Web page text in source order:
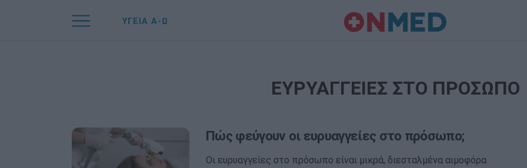
ΥΓΕΙΑ Α-Ω
ΕΥΡΥΑΓΓΕΙΕΣ ΣΤΟ ΠΡΟΣΩΠΟ
Πώς φεύγουν οι ευρυαγγείες στο πρόσωπο;
Οι ευρυαγγείες στο πρόσωπο είναι μικρά, διεσταλμένα αιμοφόρα